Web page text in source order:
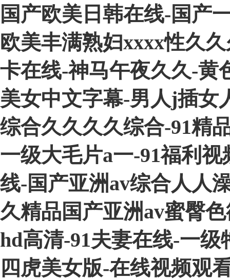
国产欧美日韩在线-国产
欧美丰满熟妇xxxx性久
卡在线-神马午夜久久-黄
美女中文字幕-男人j插女
综合久久久久综合-91精
一级大毛片a一-91福利
线-国产亚洲av综合人人
久精品国产亚洲av蜜臀
hd高清-91夫妻在线-一
四虎美女版-在线视频观